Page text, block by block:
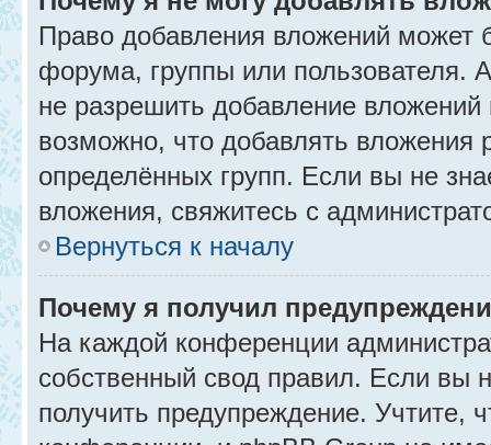
Право добавления вложений может
форума, группы или пользователя.
не разрешить добавление
возможно, что добавлять вложения
определённых групп. Если вы не
вложения, свяжитесь с
Вернуться к началу
Почему я получил
На каждой конференции
собственный свод правил. Если вы
получить предупреждение. Учтите,